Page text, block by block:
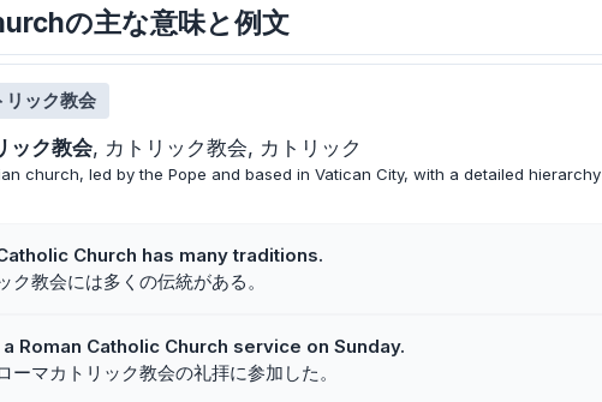
の主な意味と例文
リック教会
ック教会 カトリック教会 カトリック
church, led by the Pope and based in Vatican City, with a detailed hierarchy
Church has many traditions.
ク教会には多くの伝統がある。
Roman Catholic Church service on Sunday.
ーマカトリック教会の礼拝に参加した。